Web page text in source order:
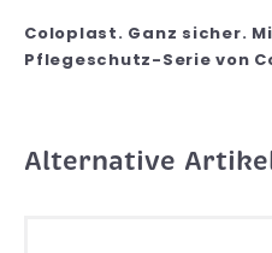
Coloplast. Ganz sicher.
Pflegeschutz-Serie von
Alternative